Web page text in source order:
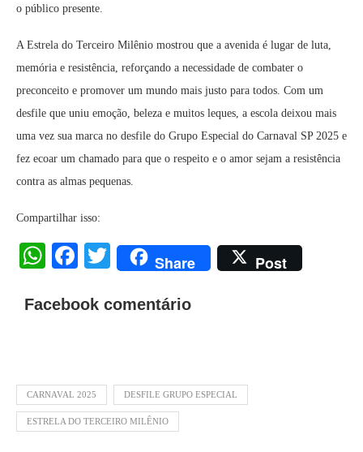
o público presente.
A Estrela do Terceiro Milênio mostrou que a avenida é lugar de luta,
memória e resistência, reforçando a necessidade de combater o
preconceito e promover um mundo mais justo para todos. Com um
desfile que uniu emoção, beleza e muitos leques, a escola deixou mais
uma vez sua marca no desfile do Grupo Especial do Carnaval SP 2025 e
fez ecoar um chamado para que o respeito e o amor sejam a resistência
contra as almas pequenas.
Compartilhar isso:
WhatsApp
Facebook
Twitter
Share Post
Facebook comentário
CARNAVAL 2025 DESFILE GRUPO ESPECIAL
ESTRELA DO TERCEIRO MILÊNIO